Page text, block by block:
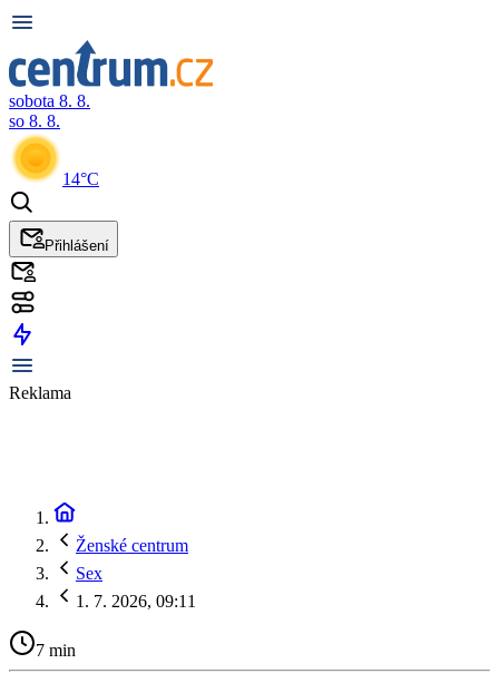
sobota 8. 8.
so 8. 8.
14°C
Přihlášení
Reklama
Ženské centrum
Sex
1. 7. 2026, 09:11
7 min